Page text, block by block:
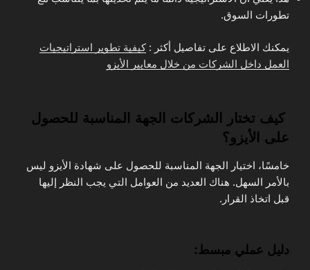
تطورات السوق.
يمكنك الاطلاع على تفاصيل أكثر :كيفية تطوير استراتيجيات
العمل داخل الشركات من خلال معايير الأيزو
كيف تختار الشركات الجهة المناسبة للحصول
على الأيزو؟
خامسًا، اختيار الجهة المناسبة للحصول على شهادة الأيزو ليس
بالأمر السهل. هناك العديد من العوامل التي يجب النظر إليها
قبل اتخاذ القرار.
دليل عملي مبسط: